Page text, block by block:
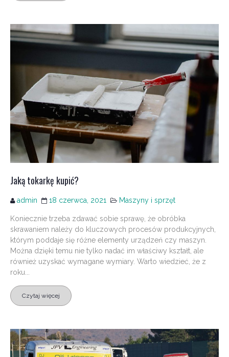
Jaką tokarkę kupić?
admin 18 czerwca, 2021 Maszyny i sprzęt
Koniecznie trzeba zdawać sobie sprawę, że obróbka
skrawaniem należy do kluczowych procesów produkcyjnych,
którym poddaje się różne elementy urządzeń czy maszyn.
Można dzięki temu nie tylko nadać im właściwy kształt, ale
również uzyskać wymagane wymiary. Warto wiedzieć, że z
roku...
Czytaj więcej